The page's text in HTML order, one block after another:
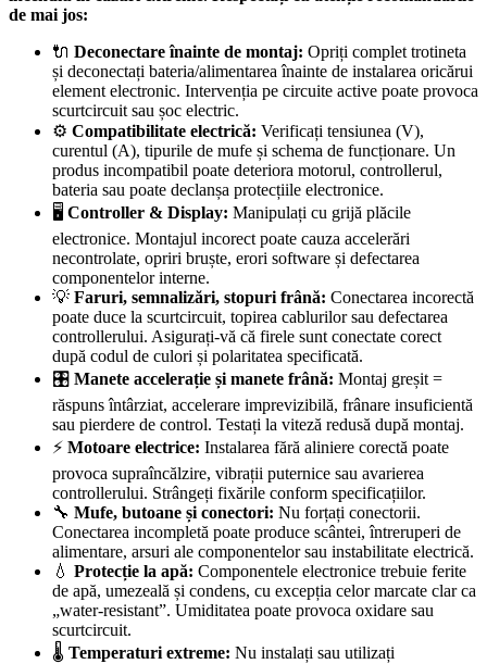
de mai jos:
🔌 Deconectare înainte de montaj: Opriți complet trotineta
și deconectați bateria/alimentarea înainte de instalarea oricărui
element electronic. Intervenția pe circuite active poate provoca
scurtcircuit sau șoc electric.
⚙️ Compatibilitate electrică: Verificați tensiunea (V),
curentul (A), tipurile de mufe și schema de funcționare. Un
produs incompatibil poate deteriora motorul, controllerul,
bateria sau poate declanșa protecțiile electronice.
🖥️ Controller & Display: Manipulați cu grijă plăcile
electronice. Montajul incorect poate cauza accelerări
necontrolate, opriri bruște, erori software și defectarea
componentelor interne.
💡 Faruri, semnalizări, stopuri frână: Conectarea incorectă
poate duce la scurtcircuit, topirea cablurilor sau defectarea
controllerului. Asigurați-vă că firele sunt conectate corect
după codul de culori și polaritatea specificată.
🎛️ Manete accelerație și manete frână: Montaj greșit =
răspuns întârziat, accelerare imprevizibilă, frânare insuficientă
sau pierdere de control. Testați la viteză redusă după montaj.
⚡ Motoare electrice: Instalarea fără aliniere corectă poate
provoca supraîncălzire, vibrații puternice sau avarierea
controllerului. Strângeți fixările conform specificațiilor.
🔧 Mufe, butoane și conectori: Nu forțați conectorii.
Conectarea incompletă poate produce scântei, întreruperi de
alimentare, arsuri ale componentelor sau instabilitate electrică.
💧 Protecție la apă: Componentele electronice trebuie ferite
de apă, umezeală și condens, cu excepția celor marcate clar ca
„water-resistant”. Umiditatea poate provoca oxidare sau
scurtcircuit.
🌡️ Temperaturi extreme: Nu instalați sau utilizați